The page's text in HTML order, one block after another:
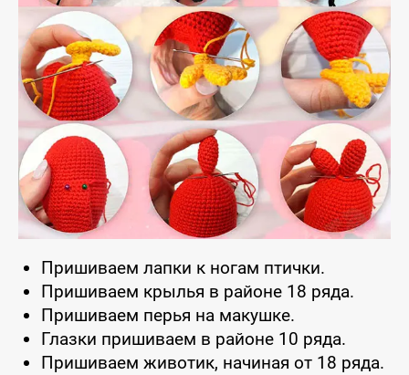
Пришиваем лапки к ногам птички.
Пришиваем крылья в районе 18 ряда.
Пришиваем перья на макушке.
Глазки пришиваем в районе 10 ряда.
Пришиваем животик, начиная от 18 ряда.